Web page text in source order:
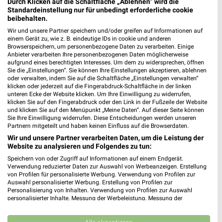
MEHR PROSPEKTE
weekli - Prospekte & Angebote App
Alle EDEKA Angebote immer griffbereit – mit der kostenlosen
Standardeinstellung nur für unbedingt erforderliche cookie
beibehalten.
Wir und unsere Partner speichern und/oder greifen auf Informationen auf
einem Gerät zu, wie z. B. eindeutige IDs in cookie und anderen
Browserspeichern, um personenbezogene Daten zu verarbeiten. Einige
Anbieter verarbeiten Ihre personenbezogenen Daten möglicherweise
aufgrund eines berechtigten Interesses. Um dem zu widersprechen, öffnen
Sie die „Einstellungen“. Sie können Ihre Einstellungen akzeptieren, ablehnen
oder verwalten, indem Sie auf die Schaltfläche „Einstellungen verwalten“
klicken oder jederzeit auf die Fingerabdruck-Schaltfläche in der linken
unteren Ecke der Website klicken. Um Ihre Einwilligung zu widerrufen,
klicken Sie auf den Fingerabdruck oder den Link in der Fußzeile der Website
und klicken Sie auf den Menüpunkt „Meine Daten“. Auf dieser Seite können
Sie Ihre Einwilligung widerrufen. Diese Entscheidungen werden unseren
Partnern mitgeteilt und haben keinen Einfluss auf die Browserdaten.
Wir und unsere Partner verarbeiten Daten, um die Leistung der
Website zu analysieren und Folgendes zu tun:
Speichern von oder Zugriff auf Informationen auf einem Endgerät.
Verwendung reduzierter Daten zur Auswahl von Werbeanzeigen. Erstellung
von Profilen für personalisierte Werbung. Verwendung von Profilen zur
Auswahl personalisierter Werbung. Erstellung von Profilen zur
Personalisierung von Inhalten. Verwendung von Profilen zur Auswahl
personalisierter Inhalte. Messung der Werbeleistung. Messung der
Kombinationen von Daten aus verschiedenen Quellen. Entwicklung und